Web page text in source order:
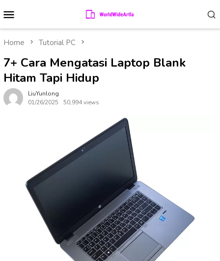
to
contentMenu
Home Tutorial PC
7+ Cara Mengatasi Laptop Blank
Hitam Tapi Hidup
LiuYunlong
01/26/2025
50,994 views